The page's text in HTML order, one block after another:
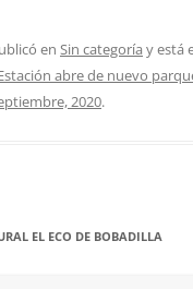
en Sin categoría y está
abre de nuevo
2020.
EL ECO DE BOBADILLA